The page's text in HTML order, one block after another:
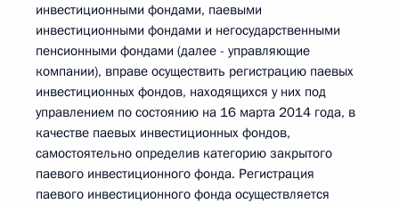
инвестиционными фондами, паевыми
инвестиционными фондами и негосударственными
пенсионными фондами (далее - управляющие
компании), вправе осуществить регистрацию паевых
инвестиционных фондов, находящихся у них под
управлением по состоянию на 16 марта 2014 года, в
качестве паевых инвестиционных фондов,
самостоятельно определив категорию закрытого
паевого инвестиционного фонда. Регистрация
паевого инвестиционного фонда осуществляется